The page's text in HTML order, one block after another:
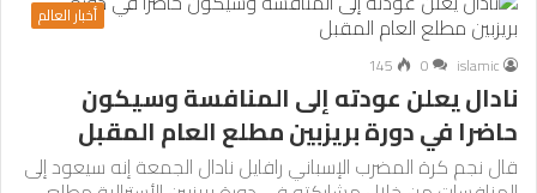
أخبار العالم
islamic
0
145
نادال يعلن عودته إلى المنافسة وسيكون
حاضرا في دورة بريزبين مطلع العام المقبل
قال نجم كرة المضرب الإسباني رافايل نادال الجمعة إنه سيعود إلى